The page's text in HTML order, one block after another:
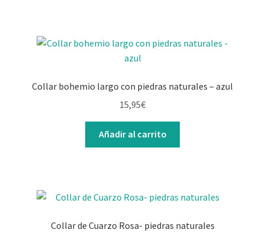
Collar bohemio largo con piedras naturales – azul
15,95€
Añadir al carrito
Collar de Cuarzo Rosa- piedras naturales